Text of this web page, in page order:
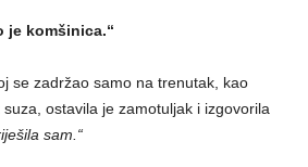
je komšinica.“
se zadržao samo na trenutak, kao
ostavila je zamotuljak i izgovorila
sam.“